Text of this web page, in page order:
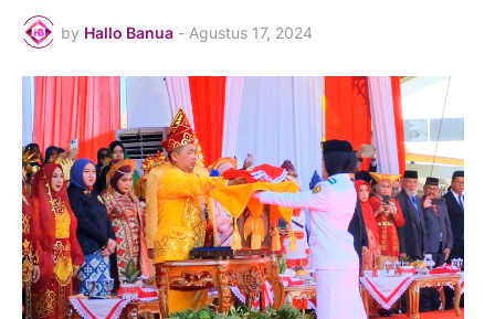
by Hallo Banua - Agustus 17, 2024